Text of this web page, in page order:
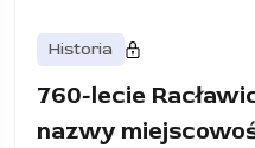
Historia
760-lecie
nazwy